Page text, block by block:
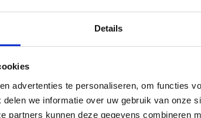
Details
advertenties te personaliseren, om functies
we informatie over uw gebruik van onze
partners kunnen deze gegevens combineren
te besparen
geproduceerd met stoom. Wanneer
gebruik van stoom worden
te verwarmen, kan stoom in het
voorbeeld waarbij meer dan 90%